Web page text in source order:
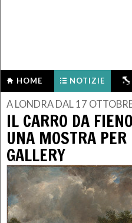
HOME NOTIZIE
A LONDRA DAL 17
IL CARRO DA
UNA MOSTRA
GALLERY